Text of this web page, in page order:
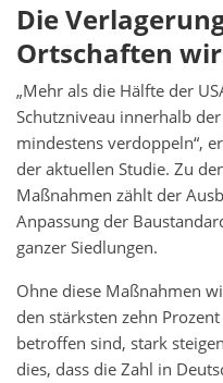
Die
Ortschaften
„Mehr als die Hälfte der
Schutzniveau innerhalb
mindestens verdoppeln“,
der aktuellen Studie. Zu
Maßnahmen zählt der
Anpassung der
ganzer Siedlungen.
Ohne diese Maßnahmen
den stärksten zehn
betroffen sind, stark
dies, dass die Zahl in